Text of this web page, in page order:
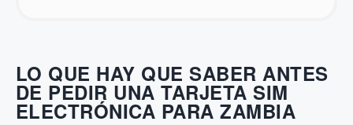
LO QUE HAY QUE SABER ANTES
DE PEDIR UNA TARJETA SIM
ELECTRÓNICA PARA ZAMBIA